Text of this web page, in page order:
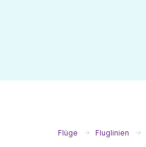
Flüge Fluglinien